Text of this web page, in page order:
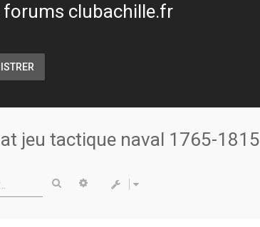
forums clubachille.fr
jeu tactique naval 1765-1815
RechercherRecherche avancée